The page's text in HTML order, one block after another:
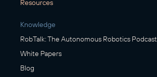
Resources
Knowledge
RobTalk: The Autonomous Robotics Podcast
White Papers
Blog